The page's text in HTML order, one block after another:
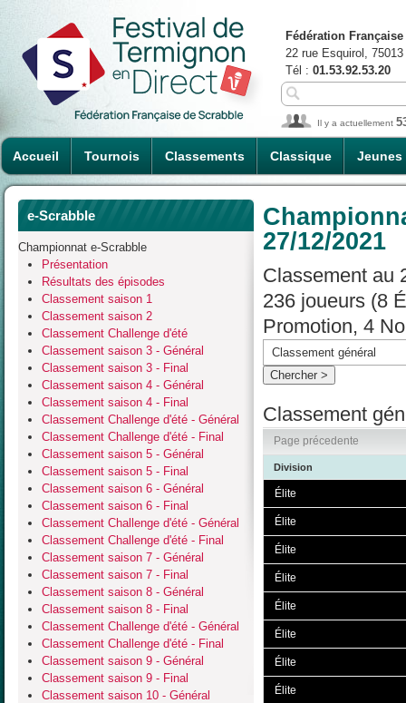
Accueil Tournois Classements Classique Jeunes
Fédération
22 rue Esquirol,
Tél : 01.53.92.53.20
Il y a actuellement
e-Scrabble
Championnat e-Scrabble
Présentation
Résultats des épisodes
Classement saison 1
Classement saison 2
Classement Challenge d'été
Classement saison 3 - Général
Classement saison 3 - Final
Classement saison 4 - Général
Classement saison 4 - Final
Classement Challenge d'été - Général
Classement Challenge d'été - Final
Classement saison 5 - Général
Classement saison 5 - Final
Classement saison 6 - Général
Classement saison 6 - Final
Classement Challenge d'été - Général
Classement Challenge d'été - Final
Classement saison 7 - Général
Classement saison 7 - Final
Classement saison 8 - Général
Classement saison 8 - Final
Classement Challenge d'été - Général
Classement Challenge d'été - Final
Classement saison 9 - Général
Classement saison 9 - Final
Classement saison 10 - Général
27/12/2021
Classement au
236 joueurs (8
Promotion, 4
Classement
Page précedente
Division
Élite
Élite
Élite
Élite
Élite
Élite
Élite
Élite